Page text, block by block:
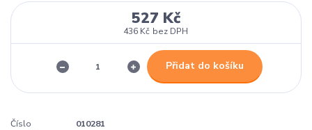
527 Kč
436 Kč bez DPH
Přidat do košíku
Číslo
010281